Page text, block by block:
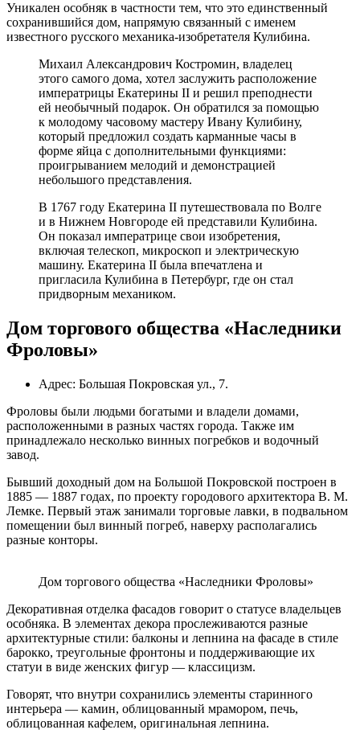
Уникален особняк в частности тем, что это единственный
сохранившийся дом, напрямую связанный с именем
известного русского механика-изобретателя Кулибина.
Михаил Александрович Костромин, владелец
этого самого дома, хотел заслужить расположение
императрицы Екатерины II и решил преподнести
ей необычный подарок. Он обратился за помощью
к молодому часовому мастеру Ивану Кулибину,
который предложил создать карманные часы в
форме яйца с дополнительными функциями:
проигрыванием мелодий и демонстрацией
небольшого представления.
В 1767 году Екатерина II путешествовала по Волге
и в Нижнем Новгороде ей представили Кулибина.
Он показал императрице свои изобретения,
включая телескоп, микроскоп и электрическую
машину. Екатерина II была впечатлена и
пригласила Кулибина в Петербург, где он стал
придворным механиком.
Дом торгового общества «Наследники
Фроловы»
Адрес: Большая Покровская ул., 7.
Фроловы были людьми богатыми и владели домами,
расположенными в разных частях города. Также им
принадлежало несколько винных погребков и водочный
завод.
Бывший доходный дом на Большой Покровской построен в
1885 — 1887 годах, по проекту городового архитектора В. М.
Лемке. Первый этаж занимали торговые лавки, в подвальном
помещении был винный погреб, наверху располагались
разные конторы.
Дом торгового общества «Наследники Фроловы»
Декоративная отделка фасадов говорит о статусе владельцев
особняка. В элементах декора прослеживаются разные
архитектурные стили: балконы и лепнина на фасаде в стиле
барокко, треугольные фронтоны и поддерживающие их
статуи в виде женских фигур — классицизм.
Говорят, что внутри сохранились элементы старинного
интерьера — камин, облицованный мрамором, печь,
облицованная кафелем, оригинальная лепнина.